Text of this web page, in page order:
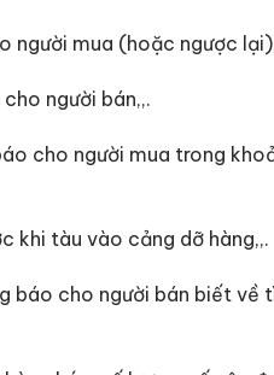
người mua (hoặc ngược
người bán,,.
cho người mua trong
khi tàu vào cảng dỡ hàng,,.
báo cho người bán biết về